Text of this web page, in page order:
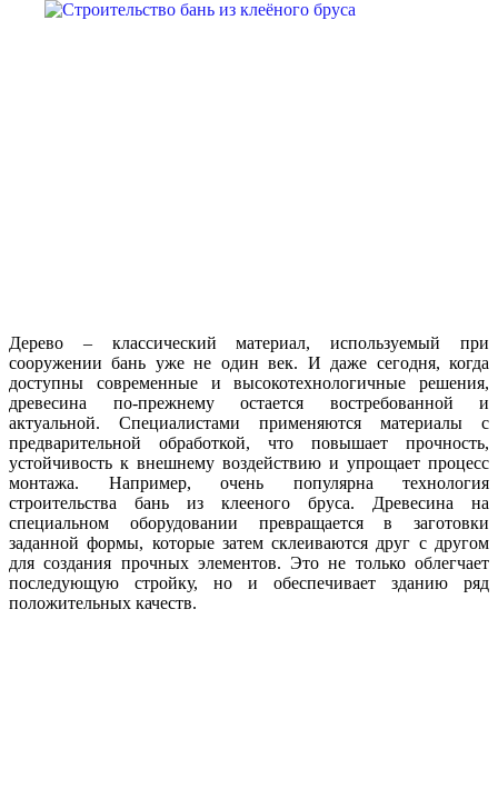
Дерево – классический материал, используемый при
сооружении бань уже не один век. И даже сегодня, когда
доступны современные и высокотехнологичные решения,
древесина по-прежнему остается востребованной и
актуальной. Специалистами применяются материалы с
предварительной обработкой, что повышает прочность,
устойчивость к внешнему воздействию и упрощает процесс
монтажа. Например, очень популярна технология
строительства бань из клееного бруса. Древесина на
специальном оборудовании превращается в заготовки
заданной формы, которые затем склеиваются друг с другом
для создания прочных элементов. Это не только облегчает
последующую стройку, но и обеспечивает зданию ряд
положительных качеств.